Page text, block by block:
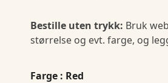
Bestille uten trykk: Bruk
størrelse og evt. farge, og
Farge : Red